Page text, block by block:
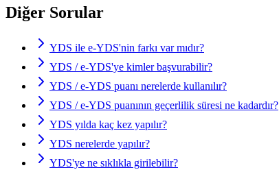
Diğer Sorular
YDS ile e-YDS'nin farkı var mıdır?
YDS / e-YDS'ye kimler başvurabilir?
YDS / e-YDS puanı nerelerde kullanılır?
YDS / e-YDS puanının geçerlilik süresi ne kadardır?
YDS yılda kaç kez yapılır?
YDS nerelerde yapılır?
YDS'ye ne sıklıkla girilebilir?